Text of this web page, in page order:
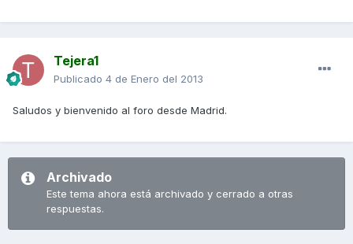
Tejera1
Publicado 4 de Enero del 2013
Saludos y bienvenido al foro desde Madrid.
Archivado
Este tema ahora está archivado y cerrado a otras
respuestas.